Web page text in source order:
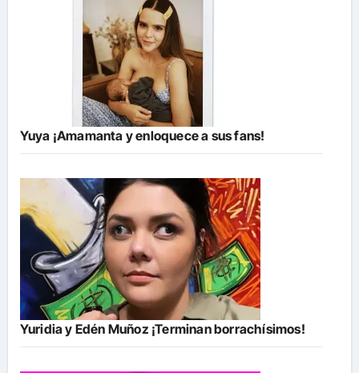
Yuya ¡Amamanta y enloquece a sus fans!
Yuridia y Edén Muñoz ¡Terminan borrachísimos!